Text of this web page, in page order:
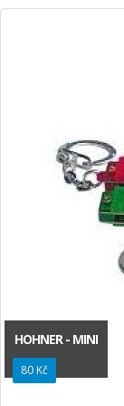
HOHNER - MINI
80 Kč